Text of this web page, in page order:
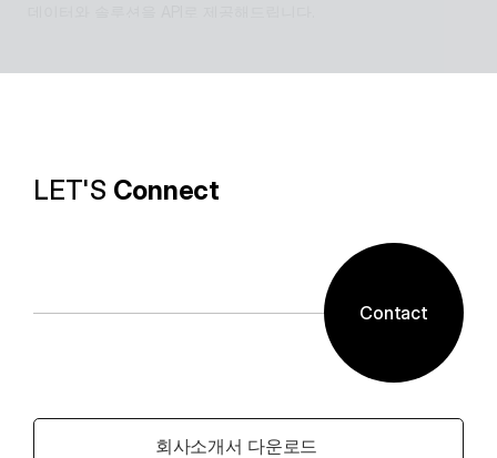
LET'S Connect
Contact
회사소개서 다운로드